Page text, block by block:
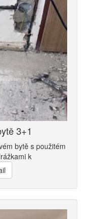
3+1
bytě s použitém
k